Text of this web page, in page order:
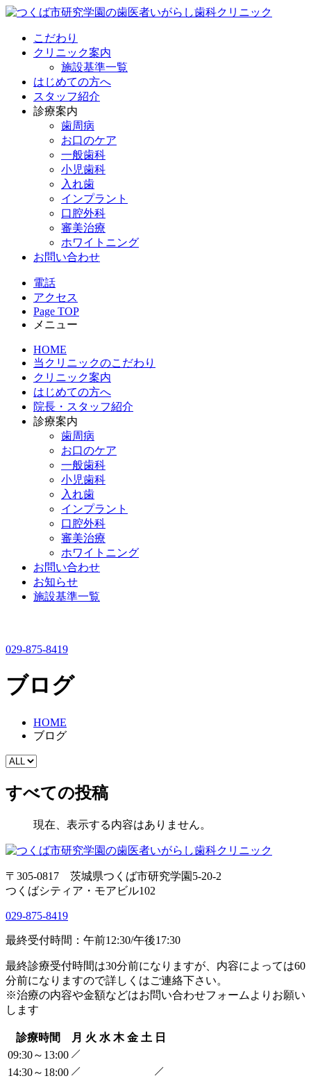
こだわり
クリニック案内
施設基準一覧
はじめての方へ
スタッフ紹介
診療案内
歯周病
お口のケア
一般歯科
小児歯科
入れ歯
インプラント
口腔外科
審美治療
ホワイトニング
お問い合わせ
電話
アクセス
Page TOP
メニュー
HOME
当クリニックのこだわり
クリニック案内
はじめての方へ
院長・スタッフ紹介
診療案内
歯周病
お口のケア
一般歯科
小児歯科
入れ歯
インプラント
口腔外科
審美治療
ホワイトニング
お問い合わせ
お知らせ
施設基準一覧
029-875-8419
ブログ
HOME
ブログ
すべての投稿
現在、表示する内容はありません。
〒305-0817 茨城県つくば市研究学園5-20-2
つくばシティア・モアビル102
029-875-8419
最終受付時間 ：午前12:30/午後17:30
最終診療受付時間は30分前になりますが、内容によっては60
分前になりますので詳しくはご連絡下さい。
※治療の内容や金額などはお問い合わせフォームよりお願い
します
診療時間 月 火 水 木 金 土 日
09:30～13:00
14:30～18:00